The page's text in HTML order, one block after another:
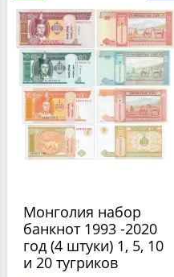
Монголия набор
банкнот 1993 -2020
год (4 штуки) 1, 5, 10
и 20 тугриков